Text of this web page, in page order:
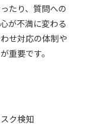
たり、質問への
が不満に変わる
せ対応の体制や
重要です。
ク検知